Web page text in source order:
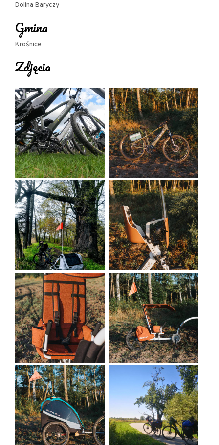
- Przyczepki rowerowe 1 i 2 osobowe również w
wersji umożliwiającej dziecku aktywne
pedałowanie
- Możliwość indywidualnego dopasowania siodełka
- Płatność kartą, gotówką oraz kryptowalutami
- Dowóz rowerów do klienta
- Na miejscu parking, toaleta oraz atrakcje dla
dzieci: zagroda osiołków i plac zabaw.
Dolina Baryczy
Gmina
Krośnice
Zdjęcia